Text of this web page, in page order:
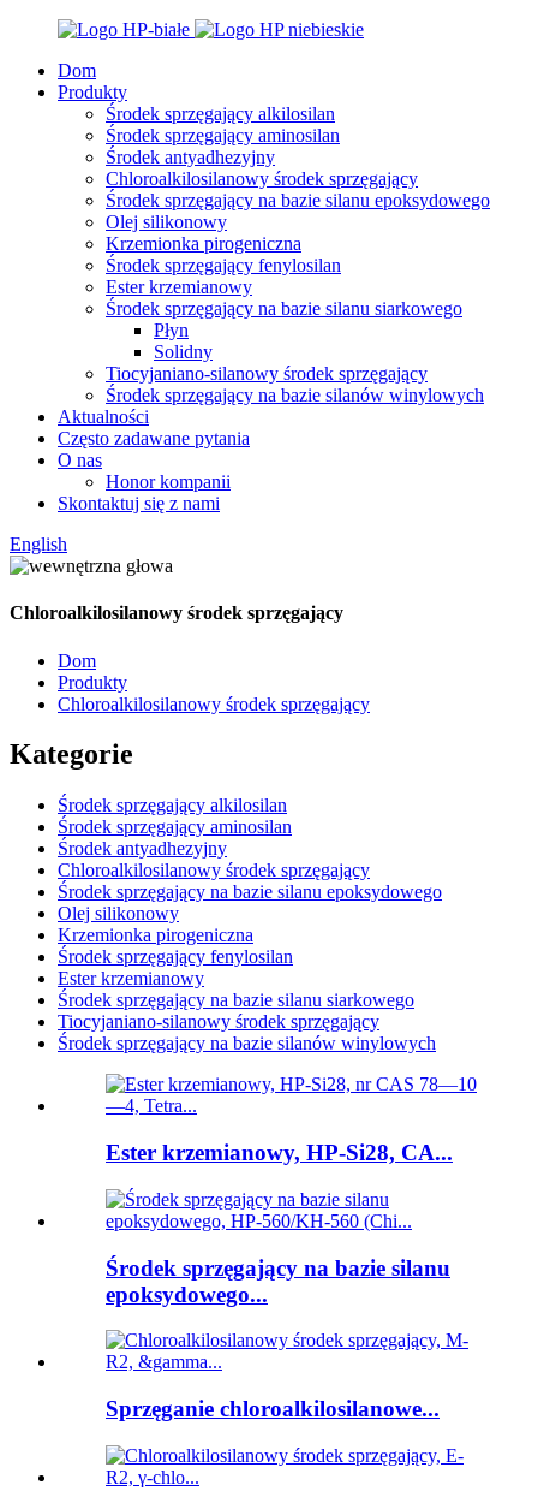
Dom
Produkty
Środek sprzęgający alkilosilan
Środek sprzęgający aminosilan
Środek antyadhezyjny
Chloroalkilosilanowy środek sprzęgający
Środek sprzęgający na bazie silanu epoksydowego
Olej silikonowy
Krzemionka pirogeniczna
Środek sprzęgający fenylosilan
Ester krzemianowy
Środek sprzęgający na bazie silanu siarkowego
Płyn
Solidny
Tiocyjaniano-silanowy środek sprzęgający
Środek sprzęgający na bazie silanów winylowych
Aktualności
Często zadawane pytania
O nas
Honor kompanii
Skontaktuj się z nami
English
Chloroalkilosilanowy środek sprzęgający
Dom
Produkty
Chloroalkilosilanowy środek sprzęgający
Kategorie
Środek sprzęgający alkilosilan
Środek sprzęgający aminosilan
Środek antyadhezyjny
Chloroalkilosilanowy środek sprzęgający
Środek sprzęgający na bazie silanu epoksydowego
Olej silikonowy
Krzemionka pirogeniczna
Środek sprzęgający fenylosilan
Ester krzemianowy
Środek sprzęgający na bazie silanu siarkowego
Tiocyjaniano-silanowy środek sprzęgający
Środek sprzęgający na bazie silanów winylowych
Ester krzemianowy, HP-Si28, CA...
Środek sprzęgający na bazie silanu
epoksydowego...
Sprzęganie chloroalkilosilanowe...